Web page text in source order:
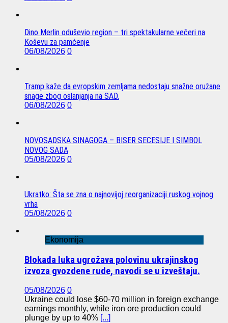
Dino Merlin oduševio region – tri spektakularne večeri na
Koševu za pamćenje
06/08/2026 0
Tramp kaže da evropskim zemljama nedostaju snažne oružane
snage zbog oslanjanja na SAD.
06/08/2026 0
NOVOSADSKA SINAGOGA – BISER SECESIJE I SIMBOL
NOVOG SADA
05/08/2026 0
Ukratko: Šta se zna o najnovijoj reorganizaciji ruskog vojnog
vrha
05/08/2026 0
Ekonomija
Blokada luka ugrožava polovinu ukrajinskog
izvoza gvozdene rude, navodi se u izveštaju.
05/08/2026 0
Ukraine could lose $60-70 million in foreign exchange
earnings monthly, while iron ore production could
plunge by up to 40% [...]